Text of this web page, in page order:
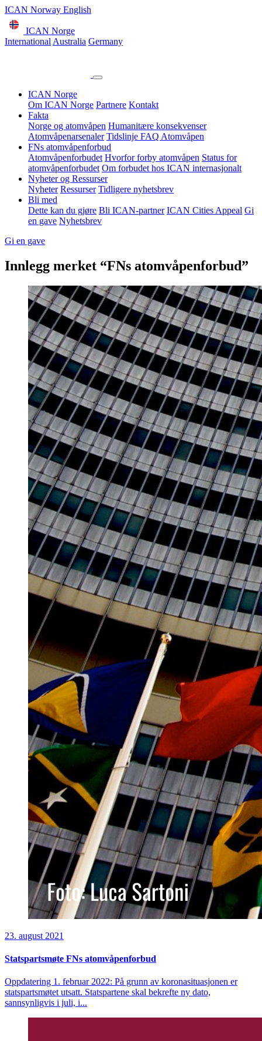
ICAN Norway English
ICAN Norge
International Australia Germany
ICAN Norge
Om ICAN Norge Partnere Kontakt
Fakta
Norge og atomvåpen Humanitære konsekvenser
Atomvåpenarsenaler Tidslinje FAQ Atomvåpen
FNs atomvåpenforbud
Atomvåpenforbudet Hvorfor forby atomvåpen Status for
atomvåpenforbudet Om forbudet hos ICAN internasjonalt
Nyheter og Ressurser
Nyheter Ressurser Tidligere nyhetsbrev
Bli med
Dette kan du gjøre Bli ICAN-partner ICAN Cities Appeal Gi
en gave Nyhetsbrev
Gi en gave
Innlegg merket “FNs atomvåpenforbud”
23. august 2021
Statspartsmøte FNs atomvåpenforbud
Oppdatering 1. februar 2022: På grunn av koronasituasjonen er
statspartsmøtet utsatt. Statspartene skal bekrefte ny dato,
sannsynligvis i juli, i...